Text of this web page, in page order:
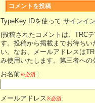
コメントを投稿
TypeKey IDを使って サインイ
(投稿されたコメントは、TRC
す。投稿から掲載までお待ち
い。なお、メールアドレスは
み使用いたします。第三者へ
お名前※必須 :
メールアドレス※必須: